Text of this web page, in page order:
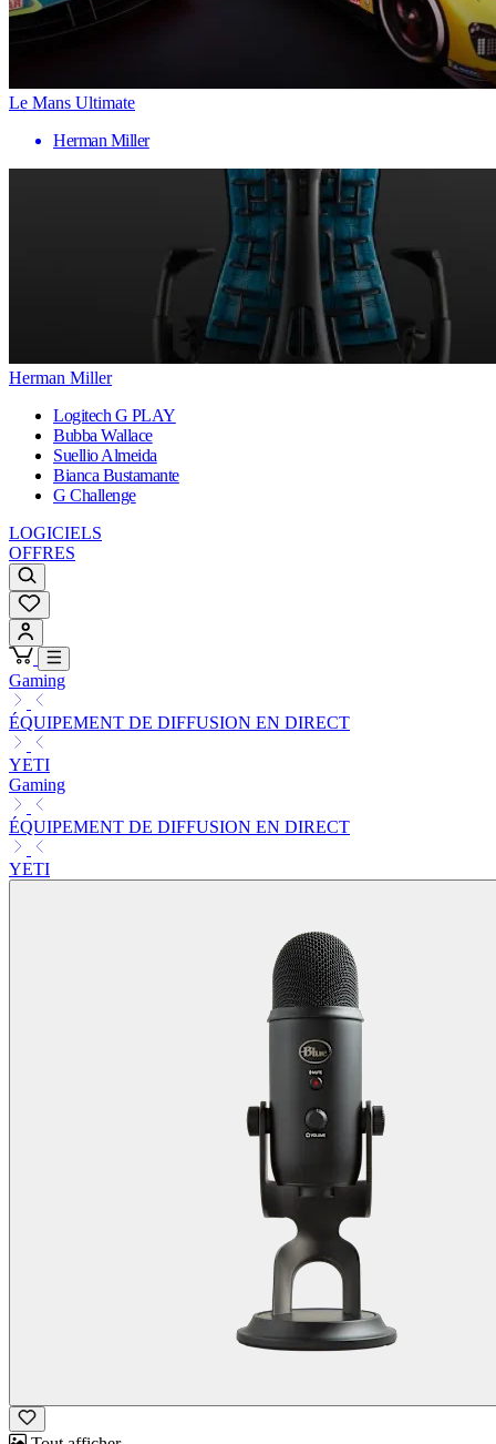
Le Mans Ultimate
Herman Miller
Herman Miller
Logitech G PLAY
Bubba Wallace
Suellio Almeida
Bianca Bustamante
G Challenge
LOGICIELS
OFFRES
Gaming
ÉQUIPEMENT DE DIFFUSION EN DIRECT
YETI
Gaming
ÉQUIPEMENT DE DIFFUSION EN DIRECT
YETI